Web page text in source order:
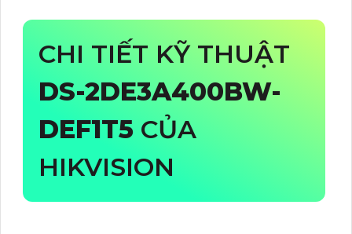
CHI TIẾT KỸ THUẬT
DS-2DE3A400BW-
DEF1T5 CỦA
HIKVISION